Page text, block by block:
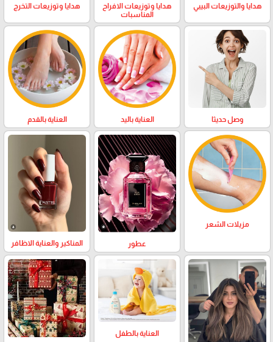
هدايا والتوزيعات البيبي
هدايا وتوزيعات الافراح
المناسبات
هدايا وتوزيعات التخرج
وصل حديثا العناية باليد العناية بالقدم
مزيلات الشعر
عطور المناكير والعناية الاظافر
العناية بالطفل